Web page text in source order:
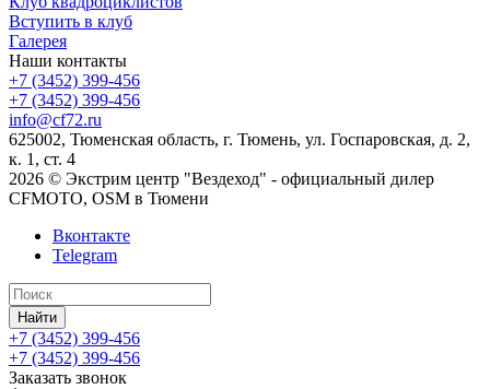
Вступить в клуб
Галерея
Наши контакты
+7 (3452) 399-456
+7 (3452) 399-456
info@cf72.ru
625002, Тюменская область, г. Тюмень, ул. Госпаровская, д. 2,
к. 1, ст. 4
2026 © Экстрим центр "Вездеход" - официальный дилер
CFMOTO, OSM в Тюмени
Вконтакте
Telegram
Найти
+7 (3452) 399-456
+7 (3452) 399-456
Заказать звонок